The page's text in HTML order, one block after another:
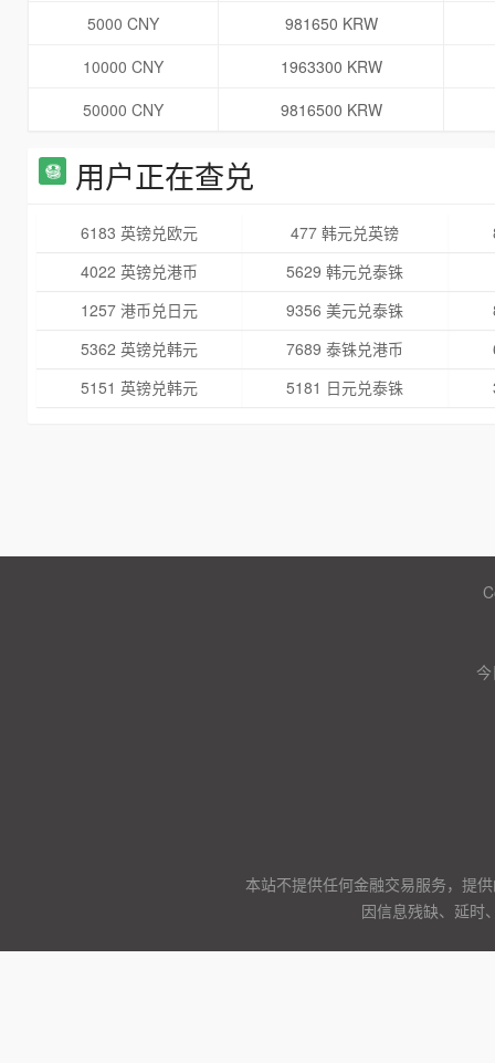
5000 CNY
981650 KRW
10000 CNY
1963300 KRW
50000 CNY
9816500 KRW
用户正在查兑
6183 英镑兑欧元 477 韩元兑英镑
4022 英镑兑港币
5629 韩元兑泰铢
1257 港币兑日元
9356 美元兑泰铢
5362 英镑兑韩元
7689 泰铢兑港币
5151 英镑兑韩元
5181 日元兑泰铢
本站不提供任何金融交易服务，提
因信息残缺、延时